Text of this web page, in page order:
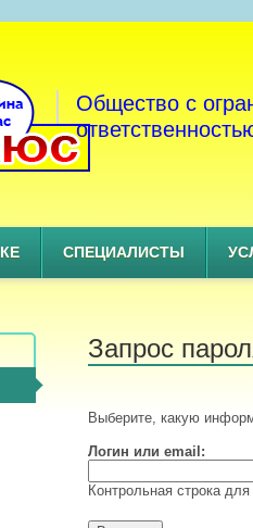
Общество с
СПЕЦИАЛИСТЫ
Запрос
Выберите, какую
Логин или email:
Контрольная строка